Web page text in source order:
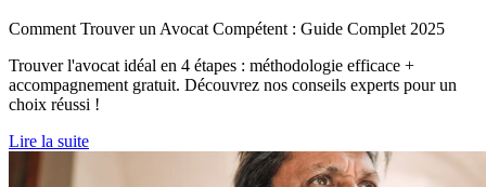
Comment Trouver un Avocat Compétent : Guide Complet 2025
Trouver l'avocat idéal en 4 étapes : méthodologie efficace +
accompagnement gratuit. Découvrez nos conseils experts pour un
choix réussi !
Lire la suite